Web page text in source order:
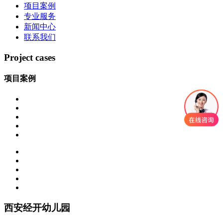
项目案例
专业服务
新闻中心
联系我们
Project cases
项目案例
西安经开幼儿园